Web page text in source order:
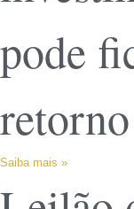
pode
Saiba mais »